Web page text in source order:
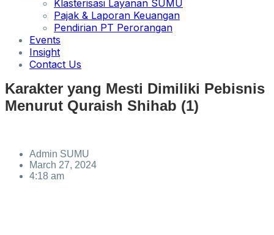
Klasterisasi Layanan SUMU
Pajak & Laporan Keuangan
Pendirian PT Perorangan
Events
Insight
Contact Us
Karakter yang Mesti Dimiliki Pebisnis
Menurut Quraish Shihab (1)
Admin SUMU
March 27, 2024
4:18 am